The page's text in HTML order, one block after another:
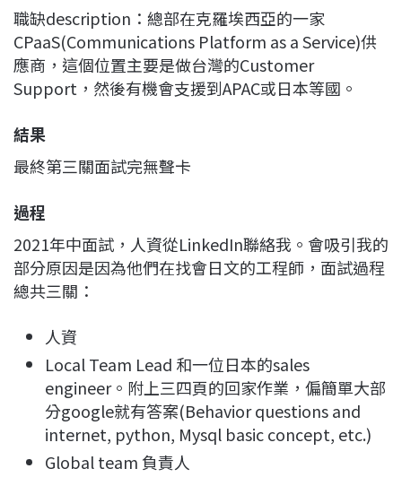
職缺description：總部在克羅埃西亞的一家
CPaaS(Communications Platform as a Service)供
應商，這個位置主要是做台灣的Customer
Support，然後有機會支援到APAC或日本等國。
結果
最終第三關面試完無聲卡
過程
2021年中面試，人資從LinkedIn聯絡我。會吸引我的
部分原因是因為他們在找會日文的工程師，面試過程
總共三關：
人資
Local Team Lead 和一位日本的sales
engineer。附上三四頁的回家作業，偏簡單大部
分google就有答案(Behavior questions and
internet, python, Mysql basic concept, etc.)
Global team 負責人